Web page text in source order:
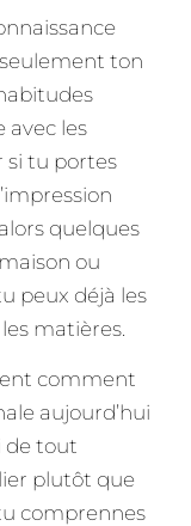
ton
avec les
si tu portes
quelques
ou
peux déjà les
matières.
comment
aujourd’hui
de tout
plutôt que
comprennes